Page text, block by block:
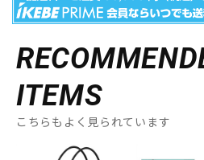
ITEMS
こちらもよく見られています